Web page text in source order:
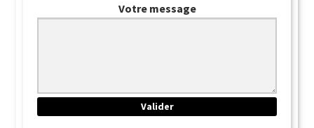
Votre message